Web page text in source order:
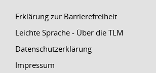
Erklärung zur Barrierefreiheit
Leichte Sprache - Über die TLM
Datenschutzerklärung
Impressum